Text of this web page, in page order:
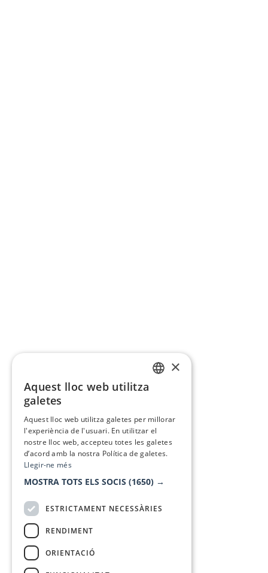
×
Aquest lloc web utilitza
galetes
Aquest lloc web utilitza galetes per millorar
l'experiència de l'usuari. En utilitzar el
nostre lloc web, accepteu totes les galetes
d’acord amb la nostra Política de galetes.
Llegir-ne més
MOSTRA TOTS ELS SOCIS (1650) →
ESTRICTAMENT NECESSÀRIES
RENDIMENT
ORIENTACIÓ